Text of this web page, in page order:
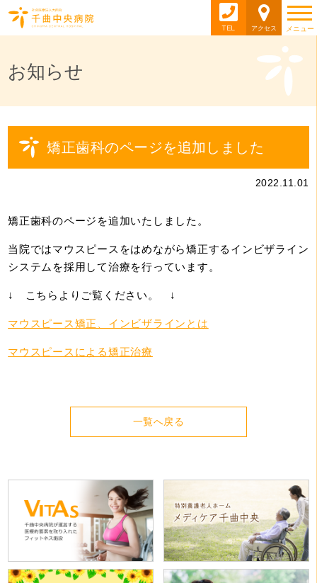
TEL アクセス メニュー
お知らせ
矯正歯科のページを追加しました
2022.11.01
矯正歯科のページを追加いたしました。
当院ではマウスピースをはめながら矯正するインビザライン
システムを採用して治療を行っています。
↓ こちらよりご覧ください。 ↓
マウスピース矯正、インビザラインとは
マウスピースによる矯正治療
一覧へ戻る